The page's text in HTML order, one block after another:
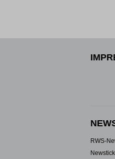
RWS-